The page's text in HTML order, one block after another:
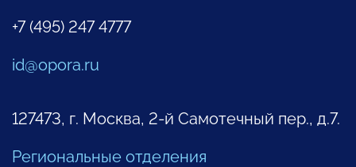
+7 (495) 247 4777
id@opora.ru
127473, г. Москва, 2-й Самотечный пер., д.7.
Региональные отделения